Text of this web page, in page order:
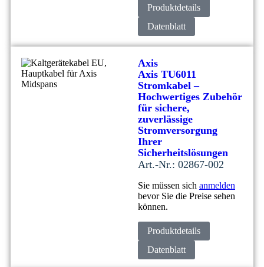
Produktdetails
Datenblatt
Axis
Axis TU6011
Stromkabel –
Hochwertiges Zubehör
für sichere,
zuverlässige
Stromversorgung
Ihrer
Sicherheitslösungen
Art.-Nr.: 02867-002
Sie müssen sich anmelden
bevor Sie die Preise sehen
können.
Produktdetails
Datenblatt